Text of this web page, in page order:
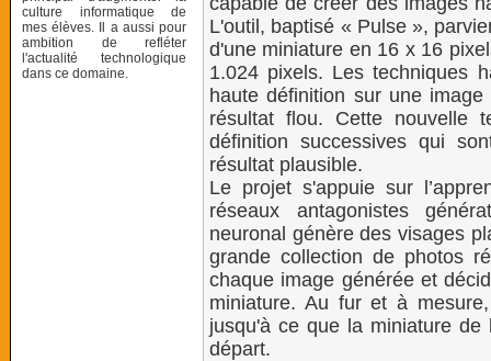
culture informatique de
mes élèves. Il a aussi pour
ambition de refléter
l'actualité technologique
dans ce domaine.
L'outil, baptisé « Pulse »,
d'une miniature en 16 x 16
1.024 pixels. Les techniques
haute définition sur une
résultat flou. Cette nouvelle
définition successives qui
résultat plausible.
Le projet s'appuie sur
réseaux antagonistes
neuronal génère des visages
grande collection de photos
chaque image générée et
miniature. Au fur et à
jusqu'à ce que la miniature
départ.